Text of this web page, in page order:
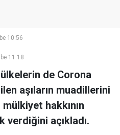
10:56
11:18
de Corona
aşıların muadillerini
hakkının
açıkladı.